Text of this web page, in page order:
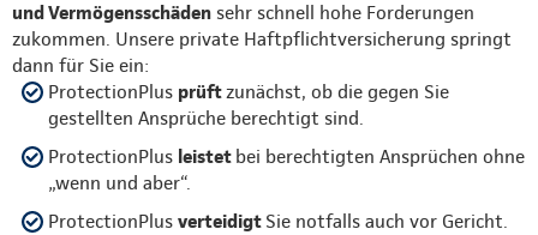
und Vermögensschäden sehr schnell hohe Forderungen
zukommen. Unsere private Haftpflichtversicherung springt
dann für Sie ein:
ProtectionPlus prüftzunächst, ob die gegen Sie
gestellten Ansprüche berechtigt sind.
ProtectionPlus leistet bei berechtigten Ansprüchen ohne
„wenn und aber“.
ProtectionPlus verteidigt Sie notfalls auch vor Gericht.